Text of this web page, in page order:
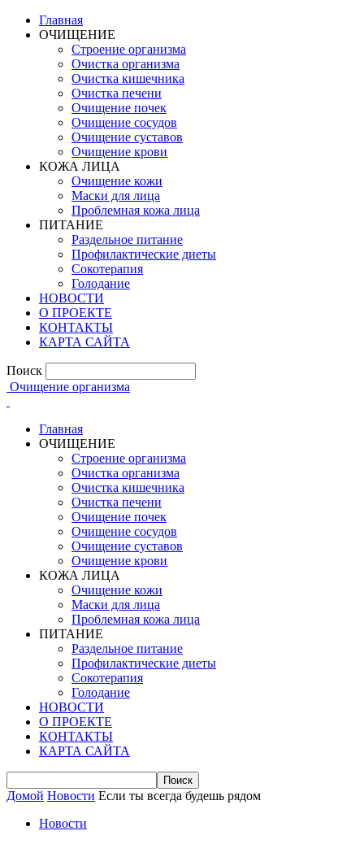
Главная
ОЧИЩЕНИЕ
Строение организма
Очистка организма
Очистка кишечника
Очистка печени
Очищение почек
Очищение сосудов
Очищение суставов
Очищение крови
КОЖА ЛИЦА
Очищение кожи
Маски для лица
Проблемная кожа лица
ПИТАНИЕ
Раздельное питание
Профилактические диеты
Сокотерапия
Голодание
НОВОСТИ
О ПРОЕКТЕ
КОНТАКТЫ
КАРТА САЙТА
Поиск
Очищение организма
Главная
ОЧИЩЕНИЕ
Строение организма
Очистка организма
Очистка кишечника
Очистка печени
Очищение почек
Очищение сосудов
Очищение суставов
Очищение крови
КОЖА ЛИЦА
Очищение кожи
Маски для лица
Проблемная кожа лица
ПИТАНИЕ
Раздельное питание
Профилактические диеты
Сокотерапия
Голодание
НОВОСТИ
О ПРОЕКТЕ
КОНТАКТЫ
КАРТА САЙТА
Домой Новости Если ты всегда будешь рядом
Новости